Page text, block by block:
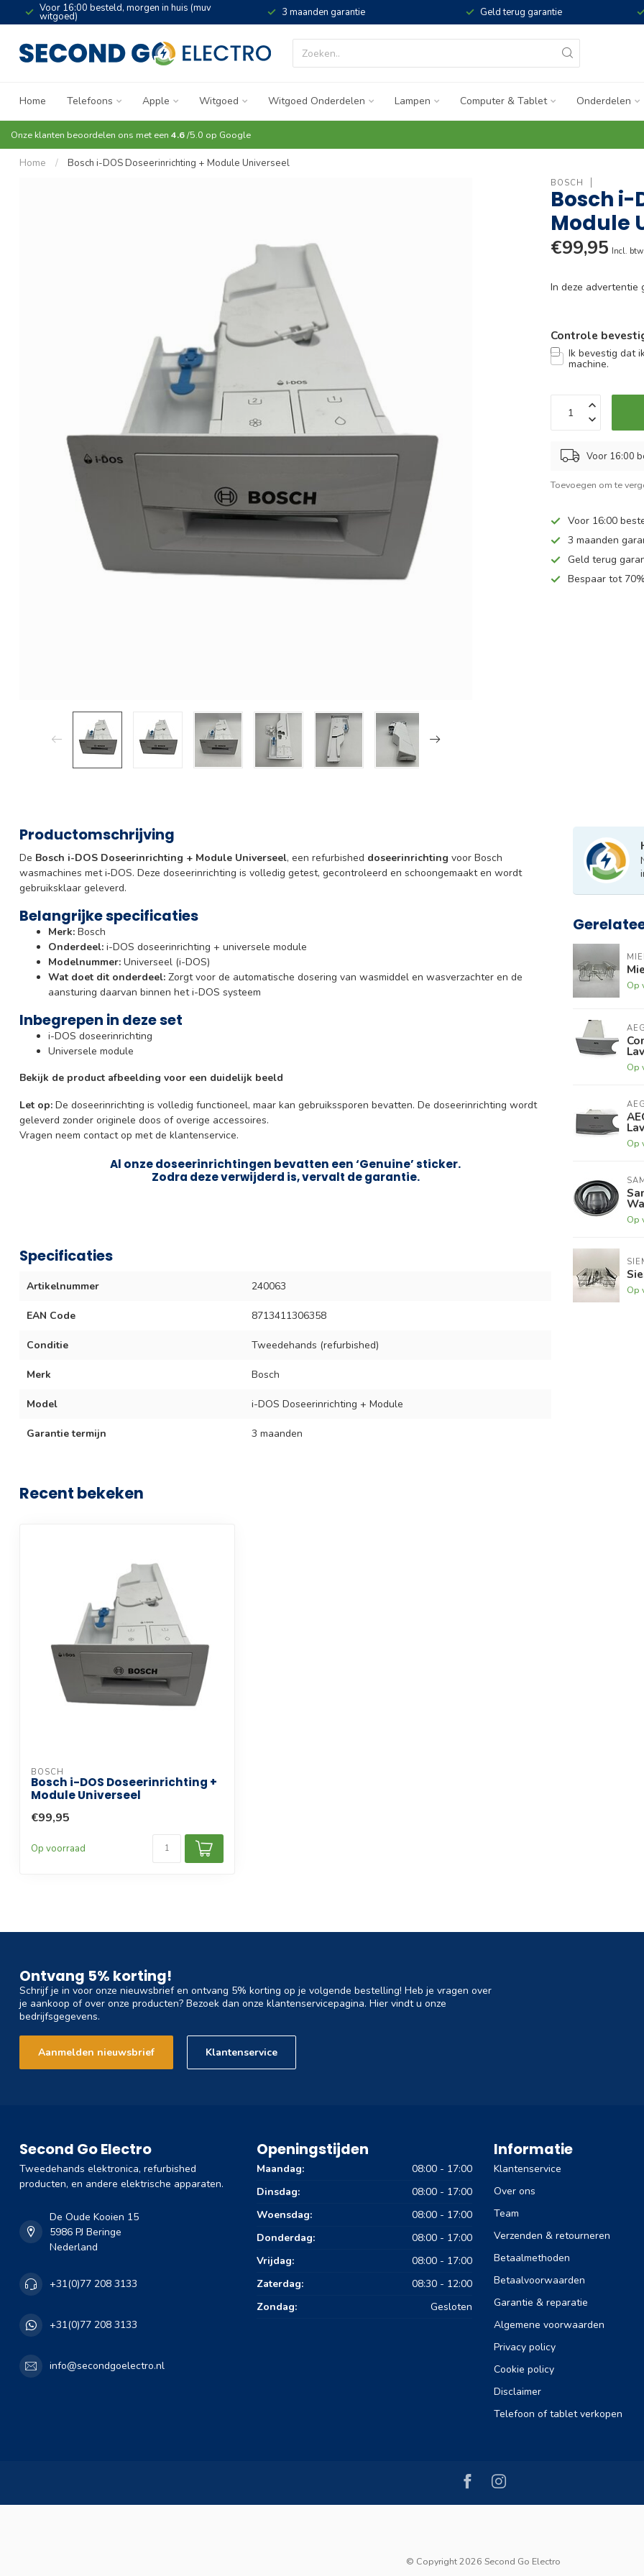
Voor 16:00 besteld, morgen in huis (muv
witgoed) 3 maanden garantie Geld terug garantie
Home Telefoons Apple Witgoed Witgoed Onderdelen Lampen Computer & Tablet Onderdelen
Onze klanten beoordelen ons met een 4.6/5.0 op Google
Home / Bosch i-DOS Doseerinrichting + Module Universeel
BOSCH
Bosch i-
Module
€99,95 Incl. btw
In deze
Controle
Ik bevestig dat
machine.
Voor 16:00
Toevoegen om te
Voor 16:00
3 maanden
Geld terug
Bespaar tot
Productomschrijving
De Bosch i-DOS Doseerinrichting + Module Universeel, een refurbished doseerinrichting voor Bosch
wasmachines met i‑DOS. Deze doseerinrichting is volledig getest, gecontroleerd en schoongemaakt en wordt
gebruiksklaar geleverd.
Belangrijke specificaties
Merk: Bosch
Onderdeel: i-DOS doseerinrichting + universele module
Modelnummer: Universeel (i-DOS)
Wat doet dit onderdeel: Zorgt voor de automatische dosering van wasmiddel en wasverzachter en de
aansturing daarvan binnen het i-DOS systeem
Inbegrepen in deze set
i-DOS doseerinrichting
Universele module
Bekijk de product afbeelding voor een duidelijk beeld
Let op: De doseerinrichting is volledig functioneel, maar kan gebruikssporen bevatten. De doseerinrichting wordt
geleverd zonder originele doos of overige accessoires.
Vragen neem contact op met de klantenservice.
Al onze doseerinrichtingen bevatten een ‘Genuine’ sticker.
Zodra deze verwijderd is, vervalt de garantie.
Specificaties
Artikelnummer 240063
EAN Code 8713411306358
Conditie Tweedehands (refurbished)
Merk Bosch
Model i-DOS Doseerinrichting + Module
Garantie termijn 3 maanden
Op
AEG
Op
AEG
Op
Op
Op
Recent bekeken
BOSCH
Bosch i-DOS Doseerinrichting +
Module Universeel
€99,95
Op voorraad
Ontvang 5% korting!
Schrijf je in voor onze nieuwsbrief en ontvang 5% korting op je volgende bestelling! Heb je vragen over
je aankoop of over onze producten? Bezoek dan onze klantenservicepagina. Hier vindt u onze
bedrijfsgegevens.
Aanmelden nieuwsbrief Klantenservice
Second Go Electro
Tweedehands elektronica, refurbished
producten, en andere elektrische apparaten.
De Oude Kooien 15
5986 PJ Beringe
Nederland
+31(0)77 208 3133
+31(0)77 208 3133
info@secondgoelectro.nl
Openingstijden
Maandag:
08:00 - 17:00
Dinsdag:
08:00 - 17:00
Woensdag:
08:00 - 17:00
Donderdag:
08:00 - 17:00
Vrijdag:
08:00 - 17:00
Zaterdag:
08:30 - 12:00
Zondag:
Gesloten
Informatie
Klantenservice
Over ons
Team
Verzenden & retourneren
Betaalmethoden
Betaalvoorwaarden
Garantie & reparatie
Algemene voorwaarden
Privacy policy
Cookie policy
Disclaimer
Telefoon of tablet verkopen
© Copyright 2026 Second Go Electro